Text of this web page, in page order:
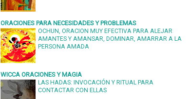
ORACIONES PARA NECESIDADES Y PROBLEMAS
OCHUN, ORACION MUY EFECTIVA PARA ALEJAR
AMANTES Y AMANSAR, DOMINAR, AMARRAR A LA
PERSONA AMADA
WICCA ORACIONES Y MAGIA
LAS HADAS: INVOCACIÓN Y RITUAL PARA
CONTACTAR CON ELLAS